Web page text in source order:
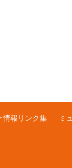
情報リンク集 ミ